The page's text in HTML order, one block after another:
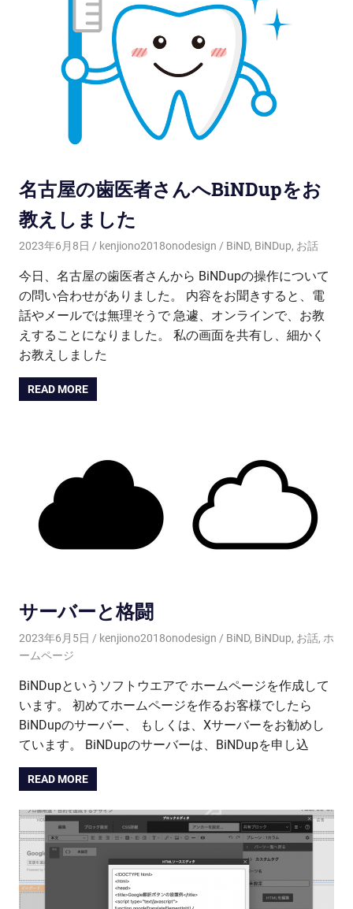
名古屋の歯医者さんへBiNDupをお
教えしました
2023年6月8日 kenjiono2018onodesign BiND, BiNDup, お話
今日、名古屋の歯医者さんから BiNDupの操作について
の問い合わせがありました。 内容をお聞きすると、電
話やメールでは無理そうで 急遽、オンラインで、お教
えすることになりました。 私の画面を共有し、細かく
お教えしました
READ MORE
サーバーと格闘
2023年6月5日 kenjiono2018onodesign BiND, BiNDup, お話, ホ
ームページ
BiNDupというソフトウエアで ホームページを作成して
います。 初めてホームページを作るお客様でしたら
BiNDupのサーバー、 もしくは、Xサーバーをお勧めし
ています。 BiNDupのサーバーは、BiNDupを申し込
READ MORE